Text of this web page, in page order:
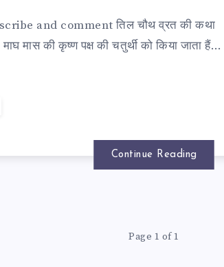
and comment तिल चौथ व्रत की
मास की कृष्ण पक्ष की चतुर्थी को किया जाता हैं…
Continue Reading
Page 1 of 1